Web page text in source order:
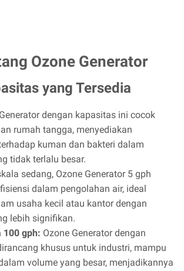
Ozone Generator
yang Tersedia
dengan kapasitas ini cocok
rumah tangga, menyediakan
kuman dan bakteri dalam
tidak terlalu besar.
sedang, Ozone Generator 5 gph
dalam pengolahan air, ideal
usaha kecil atau kantor dengan
lebih signifikan.
100 gph: Ozone Generator dengan
khusus untuk industri, mampu
volume yang besar, menjadikannya